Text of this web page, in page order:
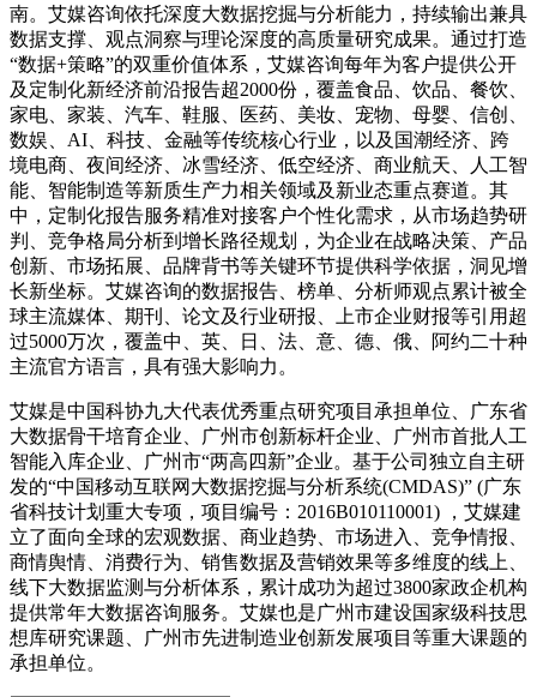
南。艾媒咨询依托深度大数据挖掘与分析能力，持续输出兼具
数据支撑、观点洞察与理论深度的高质量研究成果。通过打造
“数据+策略”的双重价值体系，艾媒咨询每年为客户提供公开
及定制化新经济前沿报告超2000份，覆盖食品、饮品、餐饮、
家电、家装、汽车、鞋服、医药、美妆、宠物、母婴、信创、
数娱、AI、科技、金融等传统核心行业，以及国潮经济、跨
境电商、夜间经济、冰雪经济、低空经济、商业航天、人工智
能、智能制造等新质生产力相关领域及新业态重点赛道。其
中，定制化报告服务精准对接客户个性化需求，从市场趋势研
判、竞争格局分析到增长路径规划，为企业在战略决策、产品
创新、市场拓展、品牌背书等关键环节提供科学依据，洞见增
长新坐标。艾媒咨询的数据报告、榜单、分析师观点累计被全
球主流媒体、期刊、论文及行业研报、上市企业财报等引用超
过5000万次，覆盖中、英、日、法、意、德、俄、阿约二十种
主流官方语言，具有强大影响力。
艾媒是中国科协九大代表优秀重点研究项目承担单位、广东省
大数据骨干培育企业、广州市创新标杆企业、广州市首批人工
智能入库企业、广州市“两高四新”企业。基于公司独立自主研
发的“中国移动互联网大数据挖掘与分析系统(CMDAS)” (广东
省科技计划重大专项，项目编号：2016B010110001) ，艾媒建
立了面向全球的宏观数据、商业趋势、市场进入、竞争情报、
商情舆情、消费行为、销售数据及营销效果等多维度的线上、
线下大数据监测与分析体系，累计成功为超过3800家政企机构
提供常年大数据咨询服务。艾媒也是广州市建设国家级科技思
想库研究课题、广州市先进制造业创新发展项目等重大课题的
承担单位。